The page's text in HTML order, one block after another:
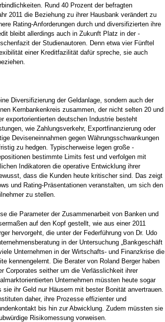
Rund 40 Prozent der befragten
2011 die Beziehung zu ihrer Hausbank ­verändert zu
Rating-­Anforderungen durch und diversifizierten ihre
bleibt allerdings auch in Zukunft Platz in der
der Studienautoren. Denn etwa vier Fünftel
­einer Kreditfazilität dafür spreche, sie auch
Diversifizierung der Geldanlage, sondern auch der
Kernbankenkreis zusammen, der nicht selten 20 und
exportorientierten deutschen Industrie besteht
wie Zahlungsverkehr, ­Exportfinanzierung oder
­Deviseneinnahmen gegen Währungsschwankungen
zu hedgen. Typischerweise legen große
bestimmte Limits fest und verfolgen mit
­Indikatoren die operative Entwicklung ihrer
dass die Kunden heute kritischer sind. Das zeigt
und Rating-Präsentationen ­veranstalten, um sich den
zu stellen.
die Parameter der ­Zusammenarbeit von Banken und
auf den Kopf gestellt, wie aus einer 2011
hervorgeht, die unter der Federführung von ­Dr. Udo
in der Untersuchung „Bankgeschäft
Unternehmen in der Wirtschafts- und Finanzkrise die
kennengelernt. Die Berater von ­Roland Berger haben
Corporates seither um die Verlässlichkeit ihrer
Unternehmen müssten heute sogar
ihr Geld nur Häusern mit bester ­Bonität ­anvertrauen.
­daher, ihre Prozesse effizienter und
bis hin zur Abwicklung. Zudem müssten sie
Risikomessung vorweisen.